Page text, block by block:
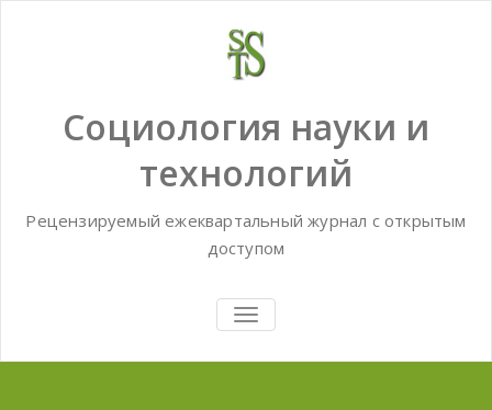
Социология науки и
технологий
Рецензируемый ежеквартальный журнал с открытым
доступом
TOGGLE
NAVIGATION